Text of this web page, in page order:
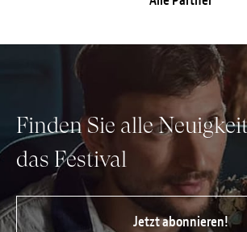
Finden Sie alle
das Festival
Jetzt abonnieren!